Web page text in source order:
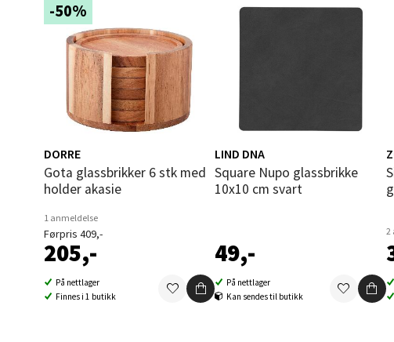
-50%
DORRE
Gota glassbrikker 6 stk med
holder akasie
1 anmeldelse
Førpris 409,-
205,-
På nettlager
Finnes i 1 butikk
LIND DNA
Square Nupo glassbrikke
10x10 cm svart
49,-
På nettlager
Kan sendes til butikk
Singles glassbrikker m/holder
2
Ålesund
0 i butikk
Molde -
Torget 1, 6413
Åpent i dag